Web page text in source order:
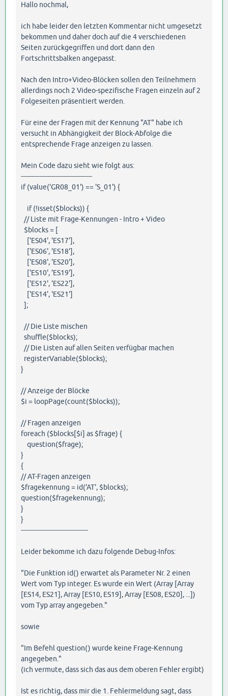
Hallo nochmal,
ich habe leider den letzten Kommentar nicht umgesetzt
bekommen und daher doch auf die 4 verschiedenen
Seiten zurückgegriffen und dort dann den
Fortschrittsbalken angepasst.
Nach den Intro+Video-Blöcken sollen den Teilnehmern
allerdings noch 2 Video-spezifische Fragen einzeln auf 2
Folgeseiten präsentiert werden.
Für eine der Fragen mit der Kennung "AT" habe ich
versucht in Abhängigkeit der Block-Abfolge die
entsprechende Frage anzeigen zu lassen.
Mein Code dazu sieht wie folgt aus:
-----------------------------------
if (value('GR08_01') == 'S_01') {
if (!isset($blocks)) {
// Liste mit Frage-Kennungen - Intro + Video
$blocks = [
['ES04', 'ES17'],
['ES06', 'ES18'],
['ES08', 'ES20'],
['ES10', 'ES19'],
['ES12', 'ES22'],
['ES14', 'ES21']
];
// Die Liste mischen
shuffle($blocks);
// Die Listen auf allen Seiten verfügbar machen
registerVariable($blocks);
}
// Anzeige der Blöcke
$i = loopPage(count($blocks));
// Fragen anzeigen
foreach ($blocks[$i] as $frage) {
question($frage);
}
{
// AT-Fragen anzeigen
$fragekennung = id('AT', $blocks);
question($fragekennung);
}
}
---------------------------------
Leider bekomme ich dazu folgende Debug-Infos:
"Die Funktion id() erwartet als Parameter Nr. 2 einen
Wert vom Typ integer. Es wurde ein Wert (Array [Array
[ES14, ES21], Array [ES10, ES19], Array [ES08, ES20], ...])
vom Typ array angegeben."
sowie
"Im Befehl question() wurde keine Frage-Kennung
angegeben."
(ich vermute, dass sich das aus dem oberen Fehler ergibt)
Ist es richtig, dass mir die 1. Fehlermeldung sagt, dass